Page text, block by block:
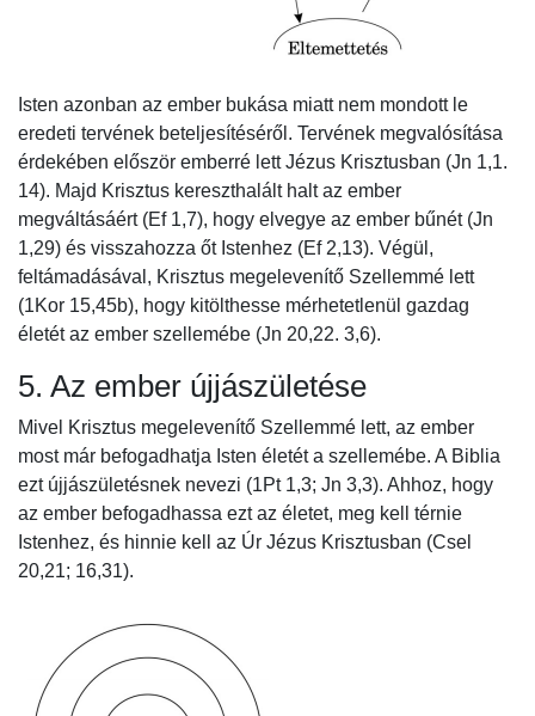
Isten azonban az ember bukása miatt nem mondott le
eredeti tervének beteljesítéséről. Tervének megvalósítása
érdekében először emberré lett Jézus Krisztusban (Jn 1,1.
14). Majd Krisztus kereszthalált halt az ember
megváltásáért (Ef 1,7), hogy elvegye az ember bűnét (Jn
1,29) és visszahozza őt Istenhez (Ef 2,13). Végül,
feltámadásával, Krisztus megelevenítő Szellemmé lett
(1Kor 15,45b), hogy kitölthesse mérhetetlenül gazdag
életét az ember szellemébe (Jn 20,22. 3,6).
5. Az ember újjászületése
Mivel Krisztus megelevenítő Szellemmé lett, az ember
most már befogadhatja Isten életét a szellemébe. A Biblia
ezt újjászületésnek nevezi (1Pt 1,3; Jn 3,3). Ahhoz, hogy
az ember befogadhassa ezt az életet, meg kell térnie
Istenhez, és hinnie kell az Úr Jézus Krisztusban (Csel
20,21; 16,31).